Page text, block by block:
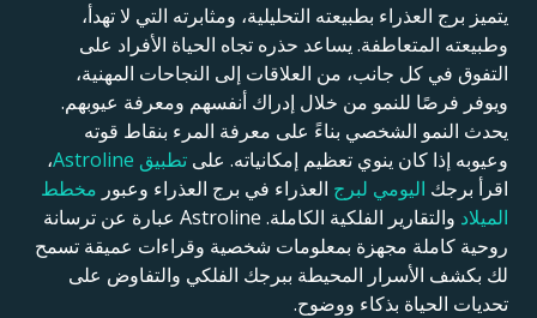
يتميز برج العذراء بطبيعته التحليلية، ومثابرته التي لا تهدأ،
وطبيعته المتعاطفة. يساعد حذره تجاه الحياة الأفراد على
التفوق في كل جانب، من العلاقات إلى النجاحات المهنية،
ويوفر فرصًا للنمو من خلال إدراك أنفسهم ومعرفة عيوبهم.
يحدث النمو الشخصي بناءً على معرفة المرء بنقاط قوته
وعيوبه إذا كان ينوي تعظيم إمكانياته. على تطبيق Astroline
،
اقرأ برجك اليومي لبرج العذراء في برج العذراء وعبور مخطط
الميلاد
والتقارير الفلكية الكاملة. Astroline عبارة عن ترسانة
روحية كاملة مجهزة بمعلومات شخصية وقراءات عميقة تسمح
لك بكشف الأسرار المحيطة ببرجك الفلكي والتفاوض على
تحديات الحياة بذكاء ووضوح.